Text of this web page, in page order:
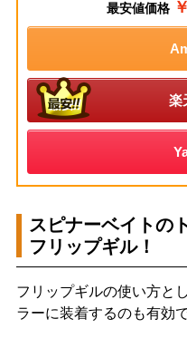
最安値価格
楽
スピナーベイトの
フリップギル！
フリップギルの使い方と
ラーに装着するのも有効で